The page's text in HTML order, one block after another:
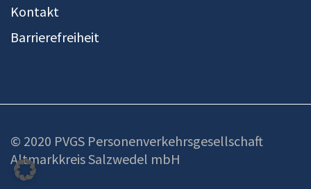
Kontakt
Barrierefreiheit
© 2020 PVGS Personenverkehrsgesellschaft
Altmarkkreis Salzwedel mbH